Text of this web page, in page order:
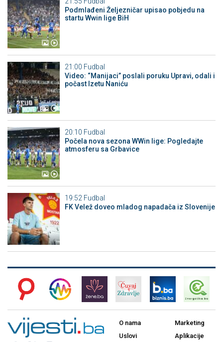
Podmlađeni Željezničar upisao pobjedu na
startu Wwin lige BiH
21:00 Fudbal
Video: “Manijaci” poslali poruku Upravi, odali i
počast Izetu Naniću
20:10 Fudbal
Počela nova sezona WWin lige: Pogledajte
atmosferu sa Grbavice
19:52 Fudbal
FK Velež doveo mladog napadača iz Slovenije
O nama
Uslovi
Marketing
Aplikacije